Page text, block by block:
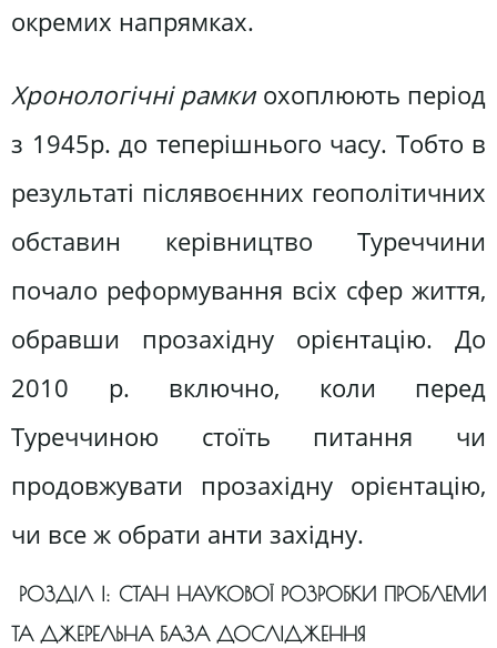
окремих напрямках.
Хронологічні рамкиохоплюють період
з 1945р. до теперішнього часу. Тобто в
результаті післявоєнних геополітичних
обставин керівництво Туреччини
почало реформування всіх сфер життя,
обравши прозахідну орієнтацію. До
2010 р. включно, коли перед
Туреччиною стоїть питання чи
продовжувати прозахідну орієнтацію,
чи все ж обрати анти західну.
РОЗДІЛ І: СТАН НАУКОВОЇ РОЗРОБКИ ПРОБЛЕМИ
ТА ДЖЕРЕЛЬНА БАЗА ДОСЛІДЖЕННЯ